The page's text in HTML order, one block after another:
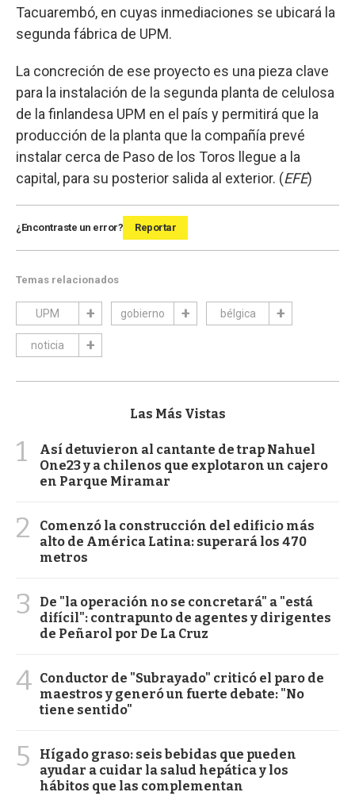
Tacuarembó, en cuyas inmediaciones se ubicará la
segunda fábrica de UPM.
La concreción de ese proyecto es una pieza clave
para la instalación de la segunda planta de celulosa
de la finlandesa UPM en el país y permitirá que la
producción de la planta que la compañía prevé
instalar cerca de Paso de los Toros llegue a la
capital, para su posterior salida al exterior. (EFE)
¿Encontraste un error? Reportar
Temas relacionados
UPM gobierno bélgica
noticia
Las Más Vistas
1
Así detuvieron al cantante de trap Nahuel
One23 y a chilenos que explotaron un cajero
en Parque Miramar
2
Comenzó la construcción del edificio más
alto de América Latina: superará los 470
metros
3
De "la operación no se concretará" a "está
difícil": contrapunto de agentes y dirigentes
de Peñarol por De La Cruz
4 Conductor de "Subrayado" criticó el paro de
maestros y generó un fuerte debate: "No
tiene sentido"
5
Hígado graso: seis bebidas que pueden
ayudar a cuidar la salud hepática y los
hábitos que las complementan